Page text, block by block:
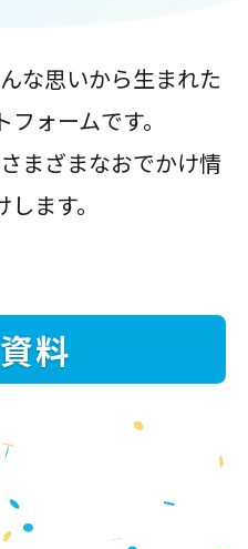
な思いから生まれた
ォームです。
まざまなおでかけ情
ます。
料